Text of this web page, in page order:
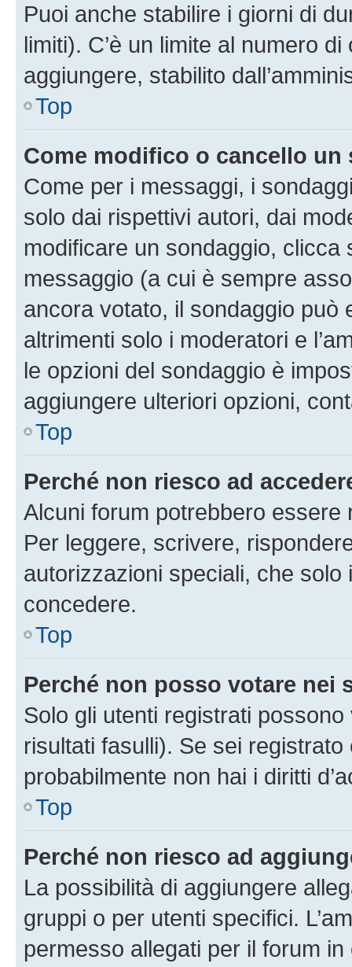
Puoi anche stabilire i giorni di
limiti). C’è un limite al numero
aggiungere, stabilito
Top
Come modifico o cancello un
Come per i messaggi, i
solo dai rispettivi autori, dai
modificare un sondaggio,
messaggio (a cui è sempre
ancora votato, il sondaggio può
altrimenti solo i moderatori e
le opzioni del sondaggio è
aggiungere ulteriori opzioni,
Top
Perché non riesco ad
Alcuni forum potrebbero
Per leggere, scrivere,
autorizzazioni speciali, che solo
concedere.
Top
Perché non posso votare nei
Solo gli utenti registrati
risultati fasulli). Se sei
probabilmente non hai i diritti
Top
Perché non riesco ad
La possibilità di aggiungere
gruppi o per utenti specifici.
permesso allegati per il forum